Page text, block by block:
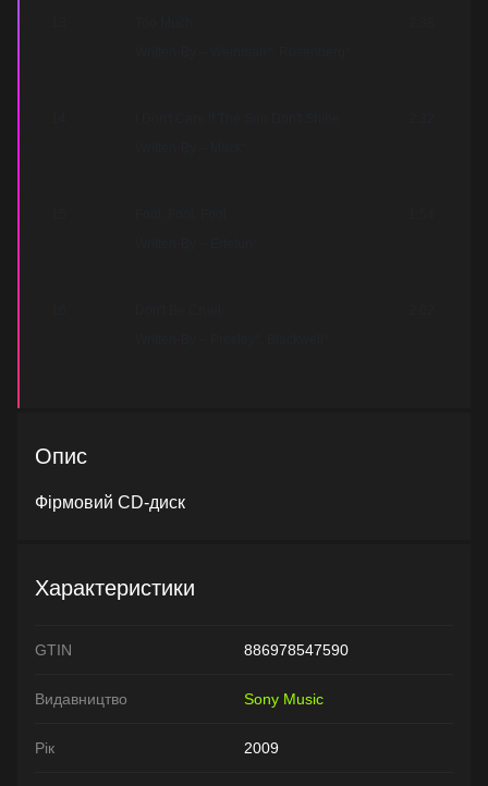
Опис
Фірмовий CD-диск
Характеристики
GTIN 886978547590
Видавництво Sony Music
Рік 2009